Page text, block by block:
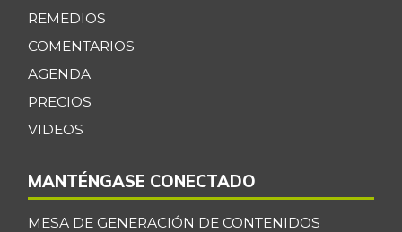
REMEDIOS
COMENTARIOS
AGENDA
PRECIOS
VIDEOS
MANTÉNGASE CONECTADO
MESA DE GENERACIÓN DE CONTENIDOS